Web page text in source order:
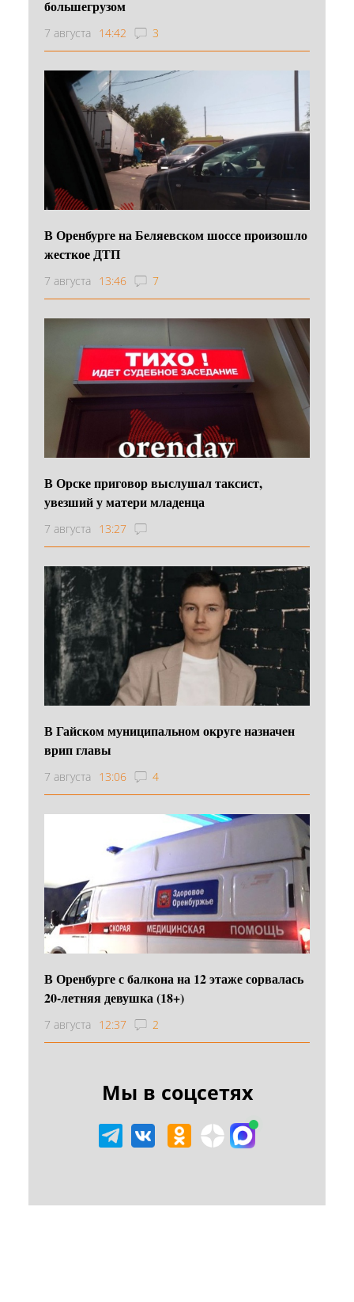
большегрузом
7 августа 14:42 3
В Оренбурге на Беляевском шоссе произошло
жесткое ДТП
7 августа 13:46 7
В Орске приговор выслушал таксист,
увезший у матери младенца
7 августа 13:27
В Гайском муниципальном округе назначен
врип главы
7 августа 13:06 4
В Оренбурге с балкона на 12 этаже сорвалась
20-летняя девушка (18+)
7 августа 12:37 2
Мы в соцсетях